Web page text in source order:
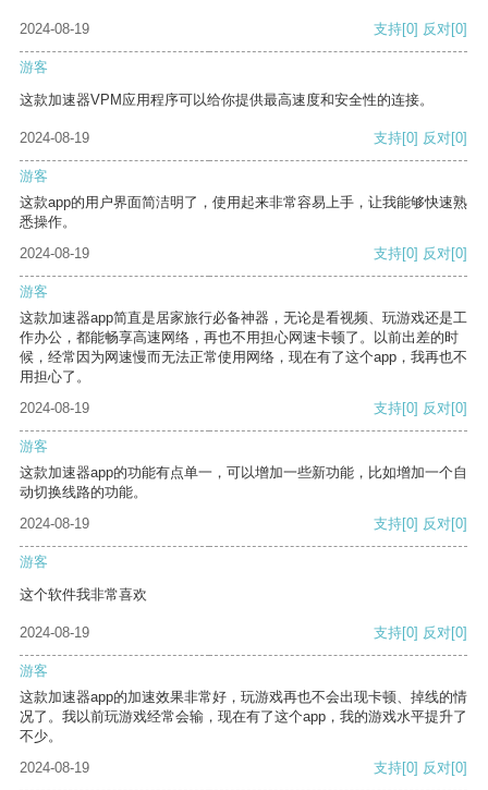
2024-08-19 支持[0] 反对[0]
游客
这款加速器VPM应用程序可以给你提供最高速度和安全性的连接。
2024-08-19 支持[0] 反对[0]
游客
这款app的用户界面简洁明了，使用起来非常容易上手，让我能够快速熟
悉操作。
2024-08-19
支持[0] 反对[0]
游客
这款加速器app简直是居家旅行必备神器，无论是看视频、玩游戏还是工
作办公，都能畅享高速网络，再也不用担心网速卡顿了。以前出差的时
候，经常因为网速慢而无法正常使用网络，现在有了这个app，我再也不
用担心了。
2024-08-19
支持[0] 反对[0]
游客
这款加速器app的功能有点单一，可以增加一些新功能，比如增加一个自
动切换线路的功能。
2024-08-19
支持[0] 反对[0]
游客
这个软件我非常喜欢
2024-08-19 支持[0] 反对[0]
游客
这款加速器app的加速效果非常好，玩游戏再也不会出现卡顿、掉线的情
况了。我以前玩游戏经常会输，现在有了这个app，我的游戏水平提升了
不少。
2024-08-19
支持[0] 反对[0]